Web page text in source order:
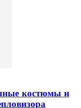
костюмы и